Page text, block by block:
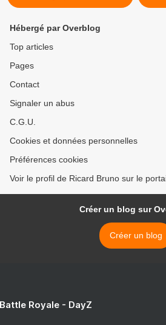
Hébergé par Overblog
Top articles
Pages
Contact
Signaler un abus
C.G.U.
Cookies et données personnelles
Préférences cookies
Voir le profil de Ricard Bruno sur le
Créer un blog sur
Créer un blog
Royale - DayZ